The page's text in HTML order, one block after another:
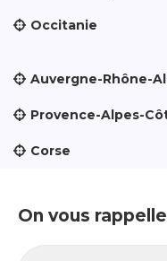
Occitanie
Auvergne-Rhône-
Provence-Alpes-
Corse
On vous